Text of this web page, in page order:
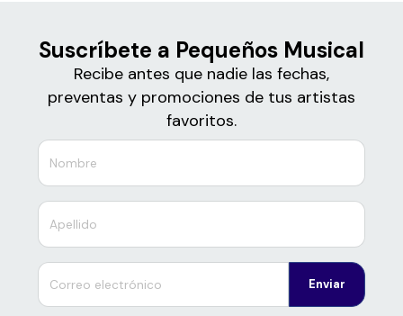
Suscríbete a Pequeños Musical
Recibe antes que nadie las fechas,
preventas y promociones de tus artistas
favoritos.
Enviar